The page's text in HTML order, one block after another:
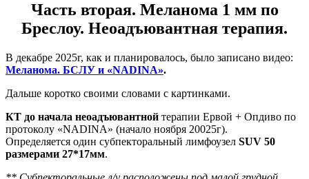
Часть вторая. Меланома 1 мм по
Бреслоу. Неоадъювантная терапия.
В декабре 2025г, как и планировалось, было записано видео:
Меланома. БСЛУ и «NADINA».
Дальше коротко своими словами с картинками.
КТ до начала неоадъювантной терапии Ервой + Опдиво по
протоколу «NADINA» (начало ноября 20025г).
Определяется один субпекторальный лимфоузел SUV 50
размерами 27*17мм.